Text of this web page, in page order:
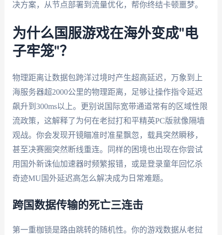
决方案，从节点部署到流量优化，帮你终结卡顿噩梦。
为什么国服游戏在海外变成"电
子牢笼"？
物理距离让数据包跨洋过境时产生超高延迟，万象到上
海服务器超2000公里的物理距离，足够让操作指令延迟
飙升到300ms以上。更别说国际宽带通道常有的区域性限
流政策，这解释了为何在老挝打和平精英PC版就像隔墙
观战。你会发现开镜瞄准时准星飘忽，载具突然瞬移，
甚至决赛圈突然断线重连。同样的困境也出现在你尝试
用国外新诛仙加速器时频繁报错，或是登录童年回忆杀
奇迹MU国外延迟高怎么解决成为日常难题。
跨国数据传输的死亡三连击
第一重枷锁是路由跳转的随机性。你的游戏数据从老挝